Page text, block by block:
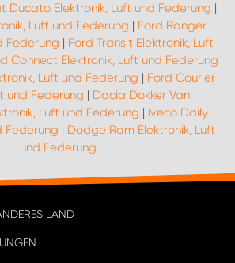
Ducato Elektronik, Luft und Federung |
Luft und Federung | Ford Ranger
Federung | Ford Transit Elektronik, Luft
Connect Elektronik, Luft und Federung
Luft und Federung | Ford Courier
und Federung | Dacia Dokker Van
Luft und Federung | Iveco Daily
Federung | Dodge Ram Elektronik, Luft
und Federung
LAND